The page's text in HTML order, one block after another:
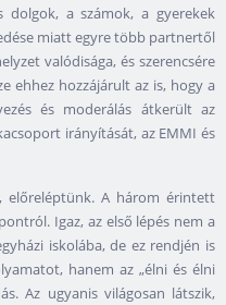
a számok, a gyerekek
miatt egyre több partnertől
valódisága, és szerencsére
ehhez hozzájárult az is, hogy a
és moderálás átkerült az
irányítását, az EMMI és
előreléptünk. A három érintett
Igaz, az első lépés nem a
iskolába, de ez rendjén is
hanem az „élni és élni
Az ugyanis világosan látszik,